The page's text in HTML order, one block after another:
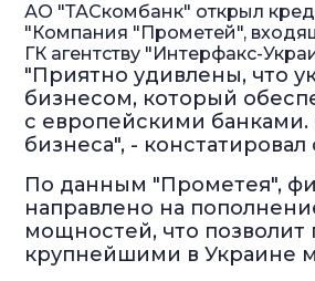
АО "ТАСкомбанк" открыл
"Компания "Прометей",
ГК агентству "Интерфакс-
"Приятно удивлены, что
бизнесом, который
с европейскими банками.
бизнеса", -
По данным "Прометея",
направлено на
мощностей, что
крупнейшими в Украине